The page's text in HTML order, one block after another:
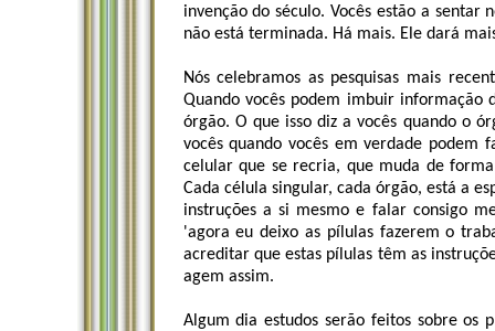
invenção do século. Vocês estão a
não está terminada. Há mais. Ele dará
Nós celebramos as pesquisas mais
Quando vocês podem imbuir
órgão. O que isso diz a vocês quando o
vocês quando vocês em verdade podem
celular que se recria, que muda de
Cada célula singular, cada órgão, está a
instruções a si mesmo e falar consigo
'agora eu deixo as pílulas fazerem o
acreditar que estas pílulas têm as
agem assim.
Algum dia estudos serão feitos sobre os